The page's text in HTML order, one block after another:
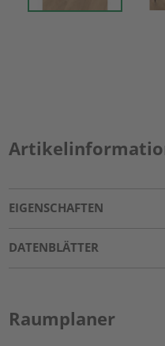
EIGENSCHAFTEN
DATENBLÄTTER
Raumplaner